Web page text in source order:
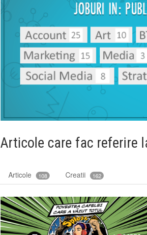
Articole care fac referire
Articole 108 Creatii 162